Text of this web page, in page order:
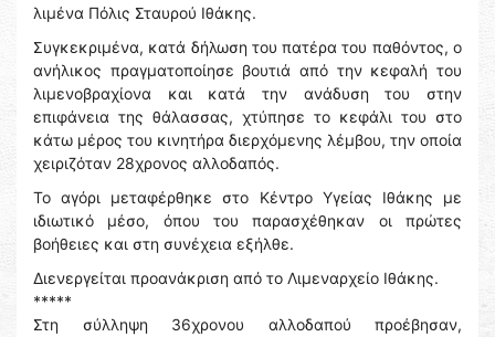
λιμένα Πόλις Σταυρού Ιθάκης.
Συγκεκριμένα, κατά δήλωση του πατέρα του παθόντος, ο
ανήλικος πραγματοποίησε βουτιά από την κεφαλή του
λιμενοβραχίονα και κατά την ανάδυση του στην
επιφάνεια της θάλασσας, χτύπησε το κεφάλι του στο
κάτω μέρος του κινητήρα διερχόμενης λέμβου, την οποία
χειριζόταν 28χρονος αλλοδαπός.
Το αγόρι μεταφέρθηκε στο Κέντρο Υγείας Ιθάκης με
ιδιωτικό μέσο, όπου του παρασχέθηκαν οι πρώτες
βοήθειες και στη συνέχεια εξήλθε.
Διενεργείται προανάκριση από το Λιμεναρχείο Ιθάκης.
*****
Στη σύλληψη 36χρονου αλλοδαπού προέβησαν,